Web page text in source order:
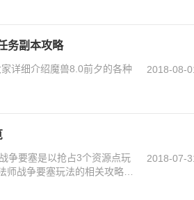
务副本攻略
详细介绍魔兽8.0前夕的各种
2018-08-
争要塞是以抢占3个资源点玩
战争要塞玩法的相关攻略，
2018-07-